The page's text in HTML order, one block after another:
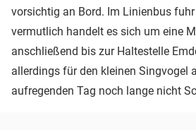
vorsichtig an Bord. Im Linienbus
vermutlich handelt es sich um eine
anschließend bis zur Haltestelle
allerdings für den kleinen Singvogel
aufregenden Tag noch lange nicht